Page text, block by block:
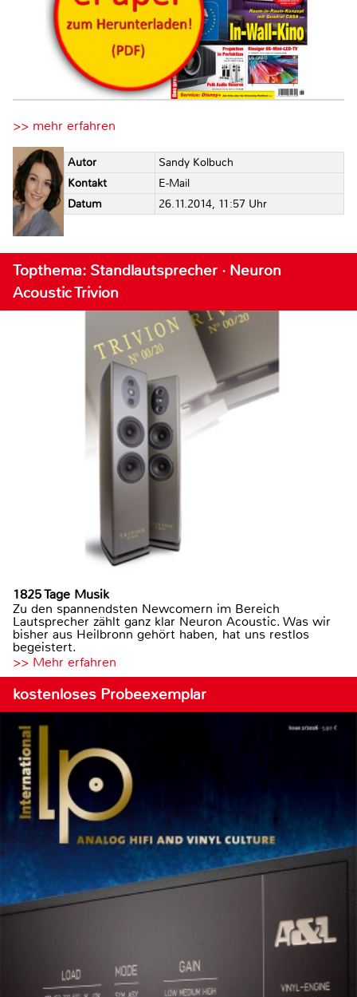
>> mehr erfahren
Autor
Sandy Kolbuch
Kontakt
E-Mail
Datum
26.11.2014, 11:57 Uhr
Topthema: Standlautsprecher · Neuron
Acoustic Trivion
1825 Tage Musik
Zu den spannendsten Newcomern im Bereich
Lautsprecher zählt ganz klar Neuron Acoustic. Was wir
bisher aus Heilbronn gehört haben, hat uns restlos
begeistert.
>> Mehr erfahren
kostenloses Probeexemplar